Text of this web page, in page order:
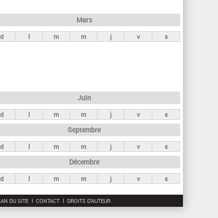
r
c
Mars
d l m m j v s
Juin
d l m m j v s
Septembre
d l m m j v s
Décembre
d l m m j v s
DU SITE CONTACT DROITS D'AUTEUR